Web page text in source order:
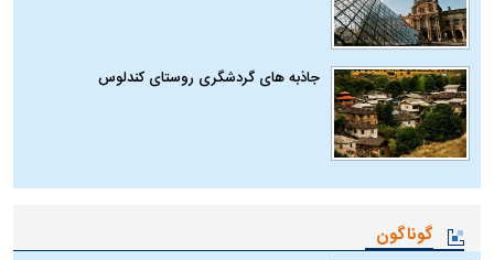
جاذبه های گردشگری روستای کندلوس
گوناگون